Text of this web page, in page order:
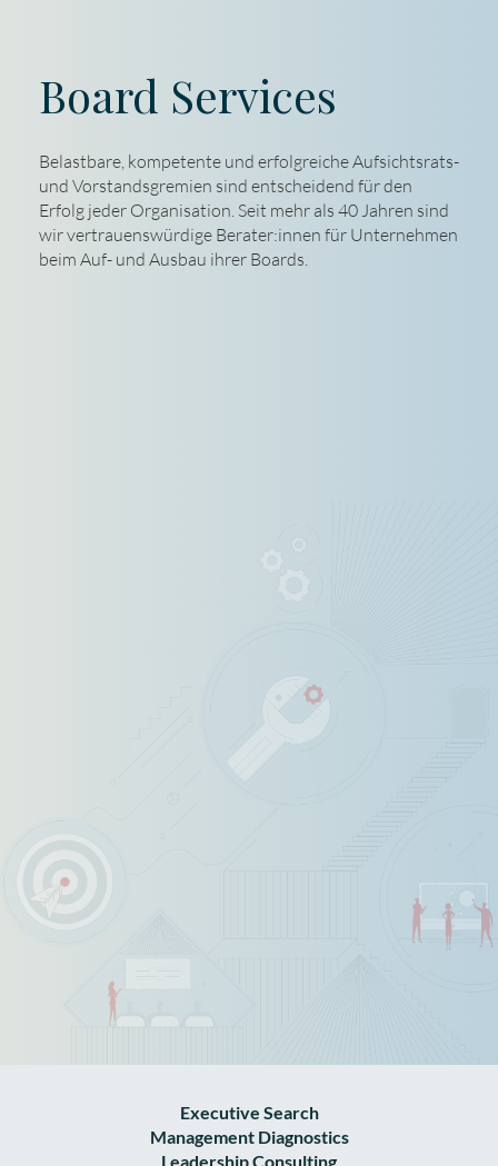
Board Services
Belastbare, kompetente und erfolgreiche Aufsichtsrats-
und Vorstandsgremien sind entscheidend für den
Erfolg jeder Organisation. Seit mehr als 40 Jahren sind
wir vertrauenswürdige Berater:innen für Unternehmen
beim Auf- und Ausbau ihrer Boards.
Executive Search
Management Diagnostics
Leadership Consulting